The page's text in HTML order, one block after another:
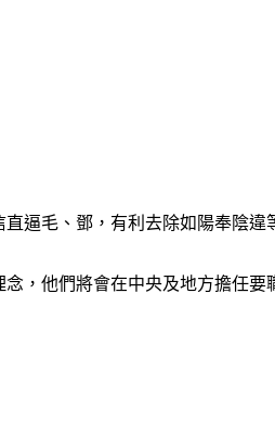
逼毛、鄧，有利去除如陽奉陰違
，他們將會在中央及地方擔任